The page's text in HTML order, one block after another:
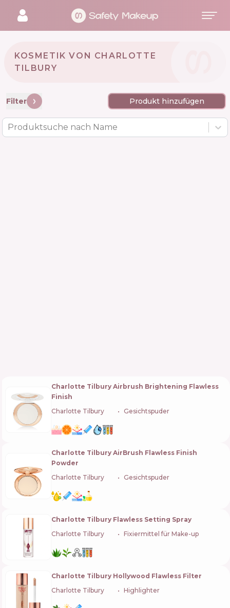
KOSMETIK VON CHARLOTTE
TILBURY 🇬🇧
Filter Produkt hinzufügen
Produktsuche nach Name
Charlotte Tilbury Airbrush Brightening Flawless
Finish
Charlotte Tilbury
Gesichtspuder
Charlotte Tilbury AirBrush Flawless Finish
Powder
Charlotte Tilbury
Gesichtspuder
Charlotte Tilbury Flawless Setting Spray
Charlotte Tilbury
Fixiermittel für Make-up
Charlotte Tilbury Hollywood Flawless Filter
Charlotte Tilbury
Highlighter